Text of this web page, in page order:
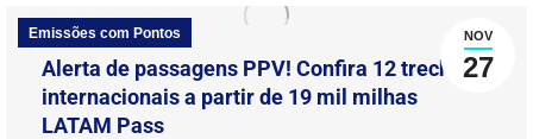
NOV
27
Emissões com Pontos
Alerta de passagens PPV! Confira 12 trechos
internacionais a partir de 19 mil milhas
LATAM Pass